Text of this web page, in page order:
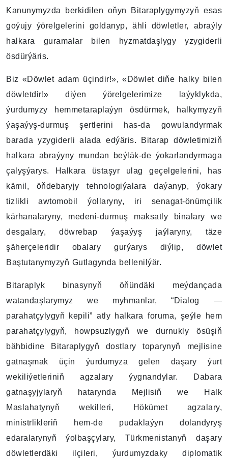
Kanunymyzda berkidilen oňyn Bitaraplygymyzyň esas
goýujy ýörelgelerini goldanyp, ähli döwletler, abraýly
halkara guramalar bilen hyzmatdaşlygy yzygiderli
ösdürýäris.
Biz «Döwlet adam üçindir!», «Döwlet diňe halky bilen
döwletdir!» diýen ýörelgelerimize laýyklykda,
ýurdumyzy hemmetaraplaýyn ösdürmek, halkymyzyň
ýaşaýyş-durmuş şertlerini has-da gowulandyrmak
barada yzygiderli alada edýäris. Bitarap döwletimiziň
halkara abraýyny mundan beýläk-de ýokarlandyrmaga
çalyşýarys. Halkara üstaşyr ulag geçelgelerini, has
kämil, öňdebaryjy tehnologiýalara daýanyp, ýokary
tizlikli awtomobil ýollaryny, iri senagat-önümçilik
kärhanalaryny, medeni-durmuş maksatly binalary we
desgalary, döwrebap ýaşaýyş jaýlaryny, täze
şäherçeleridir obalary gurýarys diýlip, döwlet
Baştutanymyzyň Gutlagynda bellenilýär.
Bitaraplyk binasynyň öňündäki meýdançada
watandaşlarymyz we myhmanlar, “Dialog —
parahatçylygyň kepili” atly halkara foruma, şeýle hem
parahatçylygyň, howpsuzlygyň we durnukly ösüşiň
bähbidine Bitaraplygyň dostlary toparynyň mejlisine
gatnaşmak üçin ýurdumyza gelen daşary ýurt
wekiliýetleriniň agzalary ýygnandylar. Dabara
gatnaşyjylaryň hatarynda Mejlisiň we Halk
Maslahatynyň wekilleri, Hökümet agzalary,
ministrlikleriň hem-de pudaklaýyn dolandyryş
edaralarynyň ýolbaşçylary, Türkmenistanyň daşary
döwletlerdäki ilçileri, ýurdumyzdaky diplomatik